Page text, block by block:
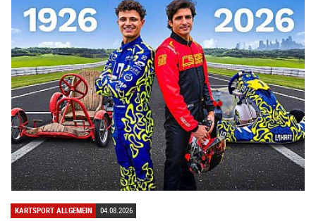
KARTSPORT ALLGEMEIN 04.08.2026